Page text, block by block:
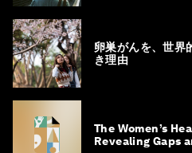
卵巣がんを、世界
き理由
The Women’s
Revealing Gaps